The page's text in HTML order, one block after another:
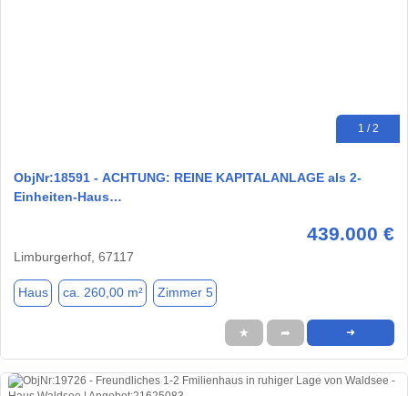
1 / 2
ObjNr:18591 - ACHTUNG: REINE KAPITALANLAGE als 2-
Einheiten-Haus…
439.000 €
Limburgerhof, 67117
Haus ca. 260,00 m² Zimmer 5
★ ➦ ➜